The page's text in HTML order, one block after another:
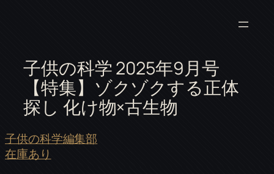
子供の科学 2025年9月号
【特集】ゾクゾクする正体
探し 化け物×古生物
子供の科学編集部
在庫あり